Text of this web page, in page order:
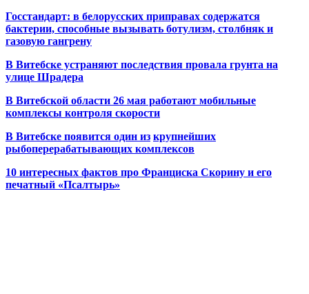
Госстандарт: в белорусских приправах содержатся
бактерии, способные вызывать ботулизм, столбняк и
газовую гангрену
В Витебске устраняют последствия провала грунта на
улице Шрадера
В Витебской области 26 мая работают мобильные
комплексы контроля скорости
В Витебске появится один из крупнейших
рыбоперерабатывающих комплексов
10 интересных фактов про Франциска Скорину и его
печатный «Псалтырь»